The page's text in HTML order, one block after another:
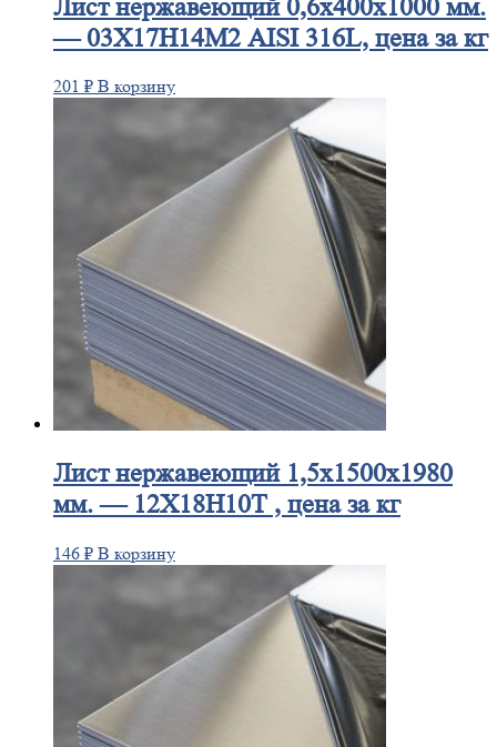
Листнержавеющий 0,6x400x1000 мм.
— 03Х17Н14М2 AISI 316L, цена за кг
201 ₽ В корзину
Листнержавеющий 1,5x1500x1980
мм. — 12Х18Н10Т , цена за кг
146 ₽ В корзину